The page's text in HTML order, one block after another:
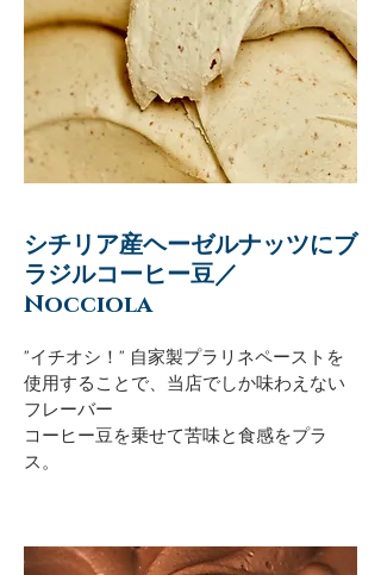
シチリア産ヘーゼルナッツにブ
ラジルコーヒー豆／
Nocciola
​"イチオシ！" 自家製プラリネペーストを
使用することで、当店でしか味わえない
フレーバー
コーヒー豆を乗せて苦味と食感をプラ
ス。